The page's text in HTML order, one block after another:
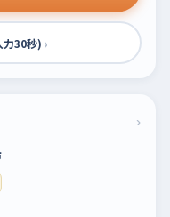
力30秒) ›
›